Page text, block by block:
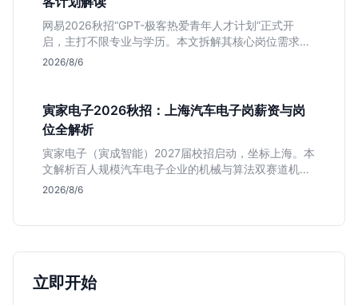
网易2026秋招“GPT-极客热爱青年人才计划”正式开
启，主打不限专业与学历。本文拆解其核心岗位需求
（技术研发、游戏策划、算法），分析非科班同学的投
2026/8/6
寅家电子2026秋招：上海汽车电子岗薪资与岗
位全解析
寅家电子（寅成智能）2027届校招启动，坐标上海。本
文解析百人规模汽车电子企业的机械与算法双赛道机
会，分析薪资面议背后的含金量及应届生成长路径，助
2026/8/6
立即开始